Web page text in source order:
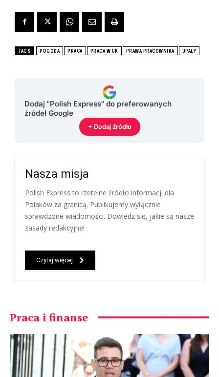
TAGS POGODA PRACA PRACA W UK PRAWA PRACOWNIKA UPAŁY
Dodaj "Polish Express" do preferowanych
źródeł Google
+ Dodaj źródło
Nasza misja
Polish Express to rzetelne źródło informacji dla
Polaków za granicą. Publikujemy wyłącznie
sprawdzone wiadomości. Dowiedz się, jakie są nasze
zasady redakcyjne!
Czytaj więcej
Praca i finanse